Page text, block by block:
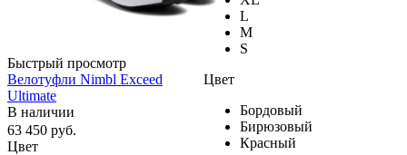
Быстрый просмотр
Велотуфли Nimbl Exceed
Ultimate
В наличии
63 450 руб.
Цвет
L
M
S
Цвет
Бордовый
Бирюзовый
Красный